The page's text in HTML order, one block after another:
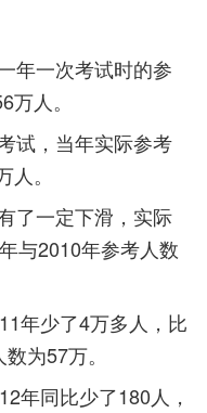
年一次考试时的参
人。
试，当年实际参考
。
了一定下滑，实际
与2010年参考人数
年少了4万多人，比
为57万。
年同比少了180人，